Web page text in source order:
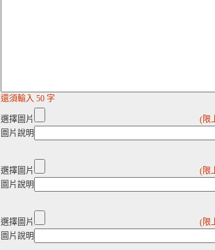
還須輸入 50 字
選擇圖片
(限
圖片說明
選擇圖片
(限
圖片說明
選擇圖片
(限
圖片說明